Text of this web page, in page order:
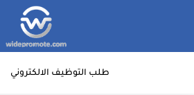
طلب التوظيف الالكتروني